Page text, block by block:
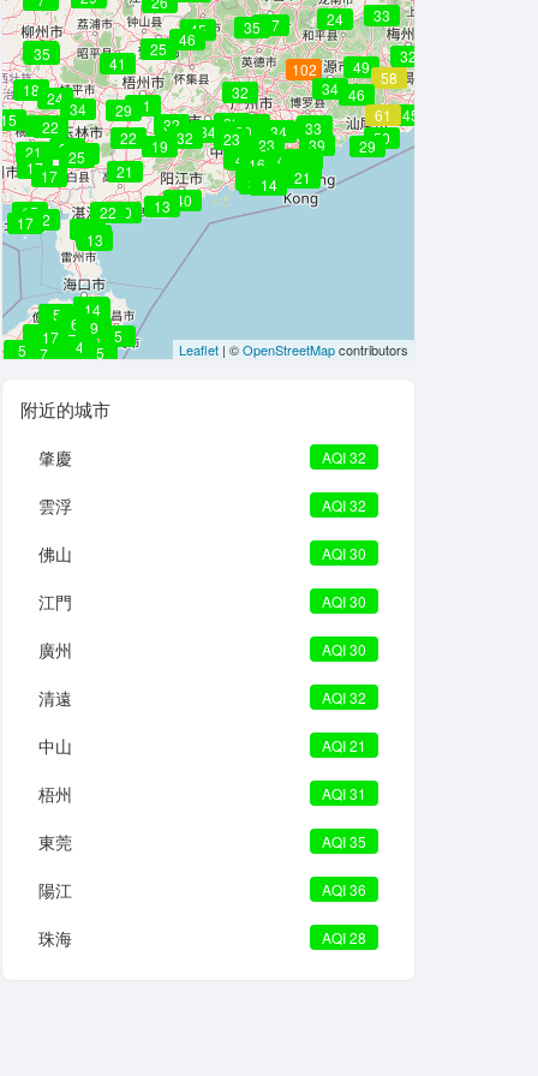
15
18
29
22
14 21
15
33
21
15
16
23
19
32
18
30
17
13
30
27
20
36
22 35
32
31
35
21
28
30
29
36
28
13
34
32
32
15
6
21
17
37
21
16
17
21
15
5
19
9
33
22
12
43
25
21
5
13
17 34
34
29
16
41
5
23
4
50
33
7
43
3
13
5
46
45
14
48
21
17
102
21
14
24
21
21
33
28
24
43
15
14
23
25
22
40
34
24
32
22
45
38
24
25
33
61
39
36
49
58
46
21
35
21
33
15
15
Leaflet | ©OpenStreetMapcontributors
附近的城市
肇慶 AQI 32
雲浮 AQI 32
佛山 AQI 30
江門 AQI 30
廣州 AQI 30
清遠 AQI 32
中山 AQI 21
梧州 AQI 31
東莞 AQI 35
陽江 AQI 36
珠海 AQI 28